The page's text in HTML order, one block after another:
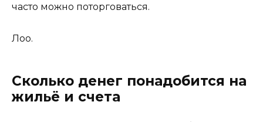
часто можно поторговаться.
Лоо.
Сколько денег понадобится на
жильё и счета